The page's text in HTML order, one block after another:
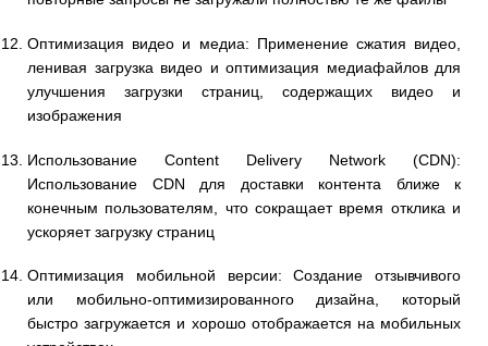
Оптимизация видео и медиа: Применение сжатия видео,
ленивая загрузка видео и оптимизация медиафайлов для
улучшения загрузки страниц, содержащих видео и
изображения
Использование Content Delivery Network (CDN):
Использование CDN для доставки контента ближе к
конечным пользователям, что сокращает время отклика и
ускоряет загрузку страниц
Оптимизация мобильной версии: Создание отзывчивого
или мобильно-оптимизированного дизайна, который
быстро загружается и хорошо отображается на мобильных